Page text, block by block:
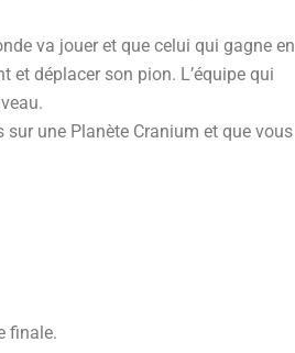
va jouer et que celui qui gagne en
déplacer son pion. L’équipe qui
sur une Planète Cranium et que vous
finale.